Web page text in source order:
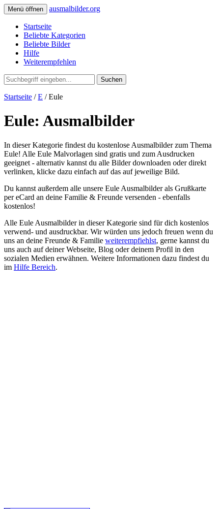
Menü öffnen ausmalbilder.org
Startseite
Beliebte Kategorien
Beliebte Bilder
Hilfe
Weiterempfehlen
Suchen
Startseite /E / Eule
Eule: Ausmalbilder
In dieser Kategorie findest du kostenlose Ausmalbilder zum Thema
Eule! Alle Eule Malvorlagen sind gratis und zum Ausdrucken
geeignet - alternativ kannst du alle Bilder downloaden oder direkt
verlinken, klicke dazu einfach auf das auf jeweilige Bild.
Du kannst außerdem alle unsere Eule Ausmalbilder als Grußkarte
per eCard an deine Familie & Freunde versenden - ebenfalls
kostenlos!
Alle Eule Ausmalbilder in dieser Kategorie sind für dich kostenlos
verwend- und ausdruckbar. Wir würden uns jedoch freuen wenn du
uns an deine Freunde & Familie weiterempfiehlst, gerne kannst du
uns auch auf deiner Webseite, Blog oder deinem Profil in den
sozialen Medien erwähnen. Weitere Informationen dazu findest du
im Hilfe Bereich.